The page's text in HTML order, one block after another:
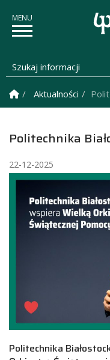
Szukaj informacji
Strona Główna
Aktualności
Politechnika
22-12-2025
Politechnika